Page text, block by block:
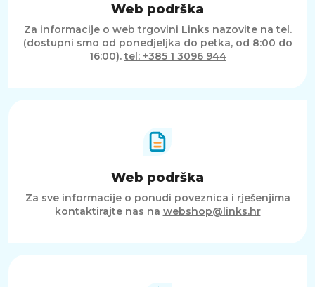
Web podrška
Za informacije o web trgovini Links nazovite na tel.
(dostupni smo od ponedjeljka do petka, od 8:00 do
16:00).tel: +385 1 3096 944
Web podrška
Za sve informacije o ponudi poveznica i rješenjima
kontaktirajte nas na webshop@links.hr